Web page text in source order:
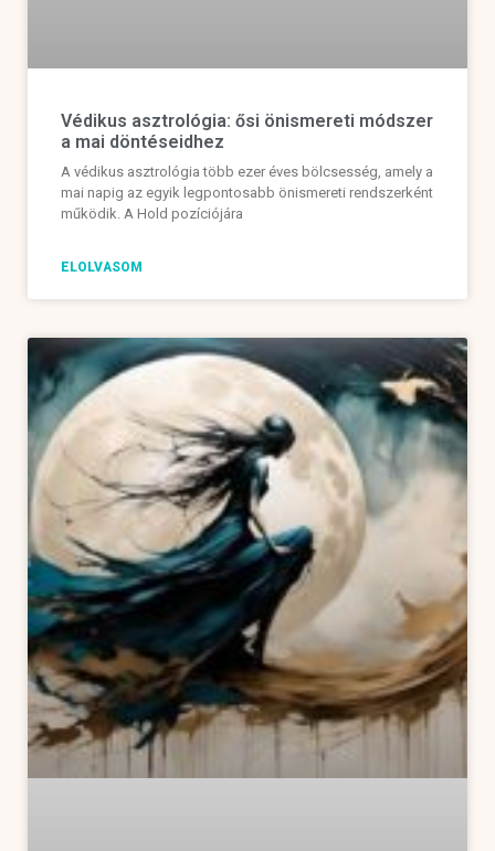
Védikus asztrológia: ősi önismereti módszer
a mai döntéseidhez
A védikus asztrológia több ezer éves bölcsesség, amely a
mai napig az egyik legpontosabb önismereti rendszerként
működik. A Hold pozíciójára
ELOLVASOM